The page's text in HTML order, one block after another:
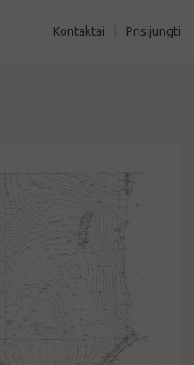
Kontaktai Prisijungti